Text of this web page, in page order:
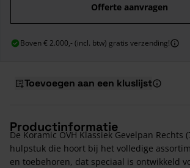
Offerte aanvragen
Boven € 2.000,- (incl. btw) gratis verzending!
Toevoegen aan een kluslijst
Productinformatie
De Koramic OVH Klassiek Gevelpan Rechts
hulpstuk die hoort bij het volledige
en toebehoren, dat speciaal is ontwikkeld